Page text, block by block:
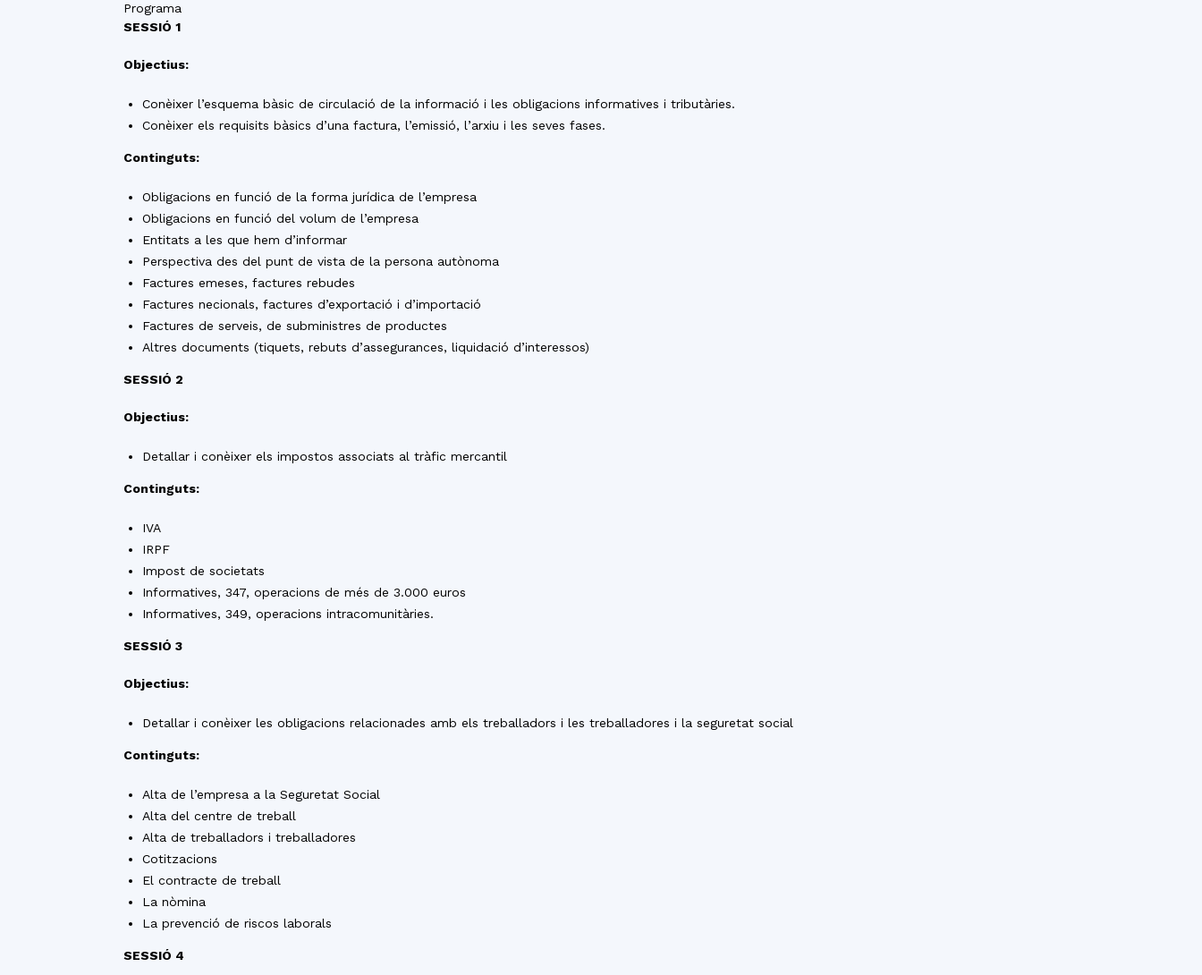
Programa
SESSIÓ 1
Objectius:
Conèixer l’esquema bàsic de circulació de la informació i les obligacions informatives i tributàries.
Conèixer els requisits bàsics d’una factura, l’emissió, l’arxiu i les seves fases.
Continguts:
Obligacions en funció de la forma jurídica de l’empresa
Obligacions en funció del volum de l’empresa
Entitats a les que hem d’informar
Perspectiva des del punt de vista de la persona autònoma
Factures emeses, factures rebudes
Factures necionals, factures d’exportació i d’importació
Factures de serveis, de subministres de productes
Altres documents (tiquets, rebuts d’assegurances, liquidació d’interessos)
SESSIÓ 2
Objectius:
Detallar i conèixer els impostos associats al tràfic mercantil
Continguts:
IVA
IRPF
Impost de societats
Informatives, 347, operacions de més de 3.000 euros
Informatives, 349, operacions intracomunitàries.
SESSIÓ 3
Objectius:
Detallar i conèixer les obligacions relacionades amb els treballadors i les treballadores i la seguretat social
Continguts:
Alta de l’empresa a la Seguretat Social
Alta del centre de treball
Alta de treballadors i treballadores
Cotitzacions
El contracte de treball
La nòmina
La prevenció de riscos laborals
SESSIÓ 4